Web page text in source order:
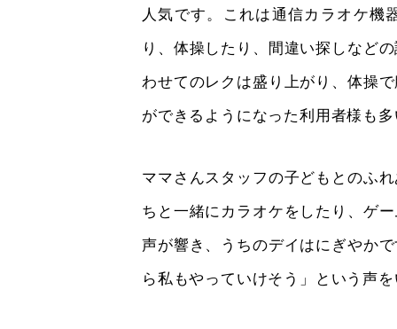
人気です。これは通信カラオケ機
り、体操したり、間違い探しなど
わせてのレクは盛り上がり、体操
ができるようになった利用者様も
ママさんスタッフの子どもとのふ
ちと一緒にカラオケをしたり、ゲ
声が響き、うちのデイはにぎやか
ら私もやっていけそう」という声